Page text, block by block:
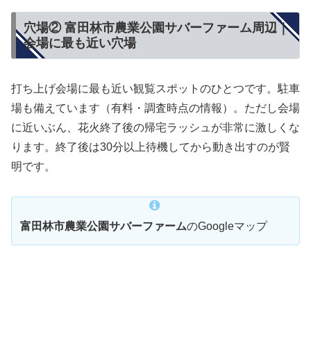
穴場② 富田林市農業公園サバーファーム周辺｜
会場に最も近い穴場
打ち上げ会場に最も近い観覧スポットのひとつです。駐車
場も備えています（有料・調査時点の情報）。ただし会場
に近いぶん、花火終了後の帰宅ラッシュが非常に激しくな
ります。終了後は30分以上待機してから動き出すのが賢
明です。
富田林市農業公園サバーファームのGoogleマップ